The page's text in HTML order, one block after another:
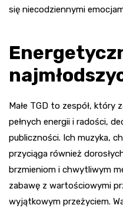
się niecodziennymi
Małe TGD to zespół, który
pełnych energii i radości,
publiczności. Ich muzyka,
przyciąga również
brzmieniom i chwytliwym
zabawę z wartościowymi
wyjątkowym przeżyciem.